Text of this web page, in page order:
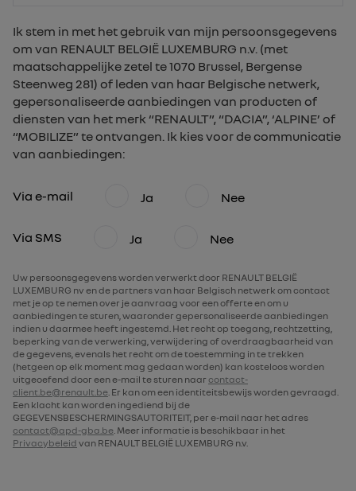
Ik stem in met het gebruik van mijn persoonsgegevens
om van RENAULT BELGIË LUXEMBURG n.v. (met
maatschappelijke zetel te 1070 Brussel, Bergense
Steenweg 281) of leden van haar Belgische netwerk,
gepersonaliseerde aanbiedingen van producten of
diensten van het merk “RENAULT”, “DACIA”, ‘ALPINE’ of
“MOBILIZE” te ontvangen. Ik kies voor de communicatie
van aanbiedingen:
Via e-mail Ja Nee
Via SMS Ja Nee
Uw persoonsgegevens worden verwerkt door RENAULT BELGIË
LUXEMBURG nv en de partners van haar Belgisch netwerk om contact
met je op te nemen over je aanvraag voor een offerte en om u
aanbiedingen te sturen, waaronder gepersonaliseerde aanbiedingen
indien u daarmee heeft ingestemd. Het recht op toegang, rechtzetting,
beperking van de verwerking, verwijdering of overdraagbaarheid van
de gegevens, evenals het recht om de toestemming in te trekken
(hetgeen op elk moment mag gedaan worden) kan kosteloos worden
uitgeoefend door een e-mail te sturen naar contact-
client.be@renault.be. Er kan om een identiteitsbewijs worden gevraagd.
Een klacht kan worden ingediend bij de
GEGEVENSBESCHERMINGSAUTORITEIT, per e-mail naar het adres
contact@apd-gba.be. Meer informatie is beschikbaar in het
Privacybeleid van RENAULT BELGIË LUXEMBURG n.v.